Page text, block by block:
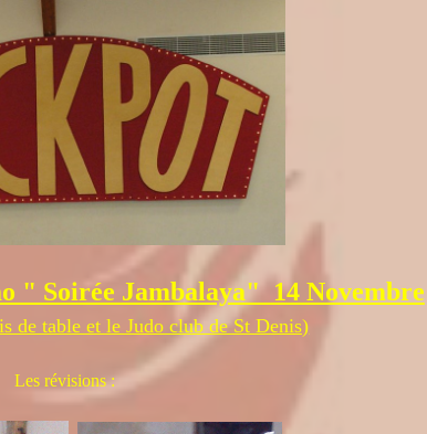
" Soirée Jambalaya" 14 Novembre
de table et le Judo club de St Denis)
Les révisions :